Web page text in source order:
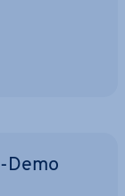
Demo